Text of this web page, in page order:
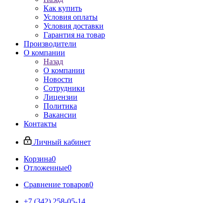
Как купить
Условия оплаты
Условия доставки
Гарантия на товар
Производители
О компании
Назад
О компании
Новости
Сотрудники
Лицензии
Политика
Вакансии
Контакты
Личный кабинет
Корзина0
Отложенные0
Сравнение товаров0
+7 (342) 258-05-14